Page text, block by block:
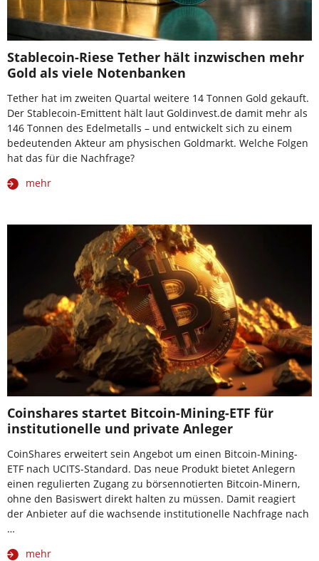
Stablecoin-Riese Tether hält inzwischen mehr
Gold als viele Notenbanken
Tether hat im zweiten Quartal weitere 14 Tonnen Gold gekauft.
Der Stablecoin-Emittent hält laut Goldinvest.de damit mehr als
146 Tonnen des Edelmetalls – und entwickelt sich zu einem
bedeutenden Akteur am physischen Goldmarkt. Welche Folgen
hat das für die Nachfrage?
mehr
Coinshares startet Bitcoin-Mining-ETF für
institutionelle und private Anleger
CoinShares erweitert sein Angebot um einen Bitcoin-Mining-
ETF nach UCITS-Standard. Das neue Produkt bietet Anlegern
einen regulierten Zugang zu börsennotierten Bitcoin-Minern,
ohne den Basiswert direkt halten zu müssen. Damit reagiert
der Anbieter auf die wachsende institutionelle Nachfrage nach
…
mehr